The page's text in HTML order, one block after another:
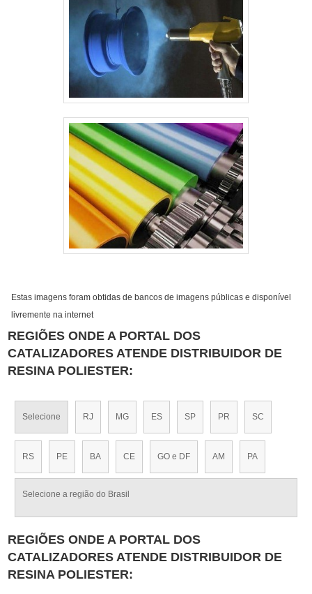
Estas imagens foram obtidas de bancos de imagens públicas e disponível
livremente na internet
REGIÕES ONDE A PORTAL DOS
CATALIZADORES ATENDE DISTRIBUIDOR DE
RESINA POLIESTER:
Selecione RJ MG ES SP PR SC
RS PE BA CE GO e DF AM PA
Selecione a região do Brasil
REGIÕES ONDE A PORTAL DOS
CATALIZADORES ATENDE DISTRIBUIDOR DE
RESINA POLIESTER: